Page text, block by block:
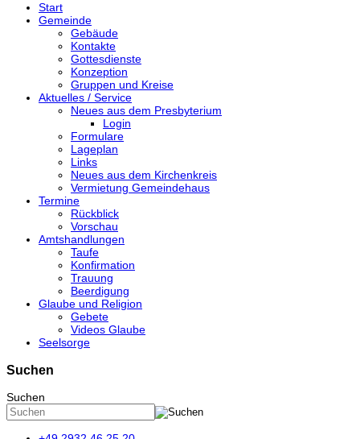
Start
Gemeinde
Gebäude
Kontakte
Gottesdienste
Konzeption
Gruppen und Kreise
Aktuelles / Service
Neues aus dem Presbyterium
Login
Formulare
Lageplan
Links
Neues aus dem Kirchenkreis
Vermietung Gemeindehaus
Termine
Rückblick
Vorschau
Amtshandlungen
Taufe
Konfirmation
Trauung
Beerdigung
Glaube und Religion
Gebete
Videos Glaube
Seelsorge
Suchen
Suchen